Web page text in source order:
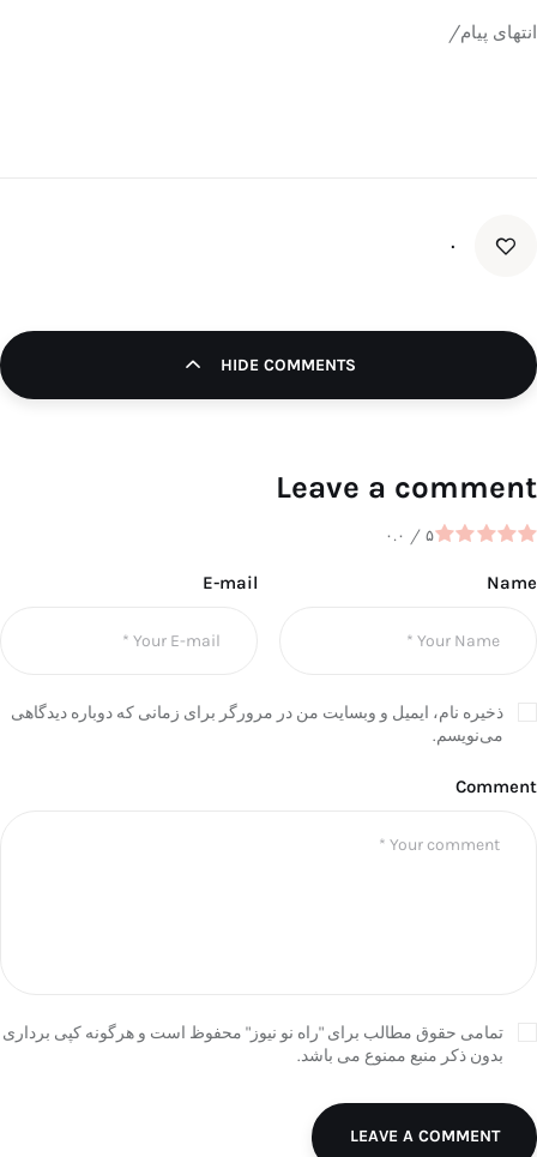
انتهای پیام/
۰
HIDE COMMENTS
Leave a comment
۰.۰ / ۵
Name
E-mail
ذخیره نام، ایمیل و وبسایت من در مرورگر برای زمانی که دوباره دیدگاهی
می‌نویسم.
Comment
تمامی حقوق مطالب برای "راه نو نیوز" محفوظ است و هرگونه کپی برداری
بدون ذکر منبع ممنوع می باشد.
LEAVE A COMMENT